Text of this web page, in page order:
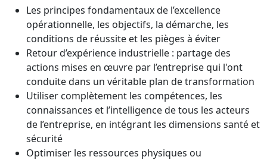
Les principes fondamentaux de l’excellence
opérationnelle, les objectifs, la démarche, les
conditions de réussite et les pièges à éviter
Retour d’expérience industrielle : partage des
actions mises en œuvre par l’entreprise qui l'ont
conduite dans un véritable plan de transformation
Utiliser complètement les compétences, les
connaissances et l’intelligence de tous les acteurs
de l’entreprise, en intégrant les dimensions santé et
sécurité
Optimiser les ressources physiques ou